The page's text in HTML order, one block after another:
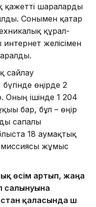
қажетті шараларды
Сонымен қатар
құрал-
желісімен
сайлау
өңірде 2
Оның ішінде 1 204
бар, бұл – өңір
сапалы
18 аумақтық
жұмыс
өсім артып, жаңа
салынуына
қаласында үш